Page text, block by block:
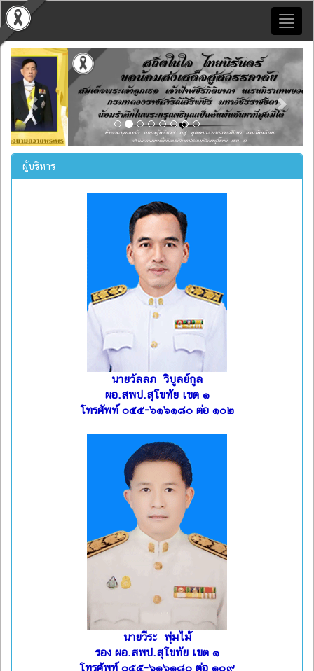
Previous Next
ผู้บริหาร
นายวัลลภ วิบูลย์กูล
ผอ.สพป.สุโขทัย เขต ๑
โทรศัพท์ ๐๕๕-๖๑๖๑๘๐ ต่อ ๑๐๒
นายวีระ พุ่มไม้
รอง ผอ.สพป.สุโขทัย เขต ๑
โทรศัพท์ ๐๕๕-๖๑๖๑๘๐ ต่อ ๑๐๙